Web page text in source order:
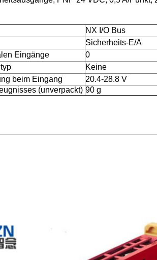
NX I/O Bus
Sicherheits-E/A
Eingänge
0
Keine
beim Eingang
20.4-28.8 V
(unverpackt) 90 g